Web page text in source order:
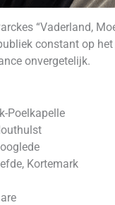
“Vaderland,
constant op
onvergetelijk.
Poelkapelle
Kortemark